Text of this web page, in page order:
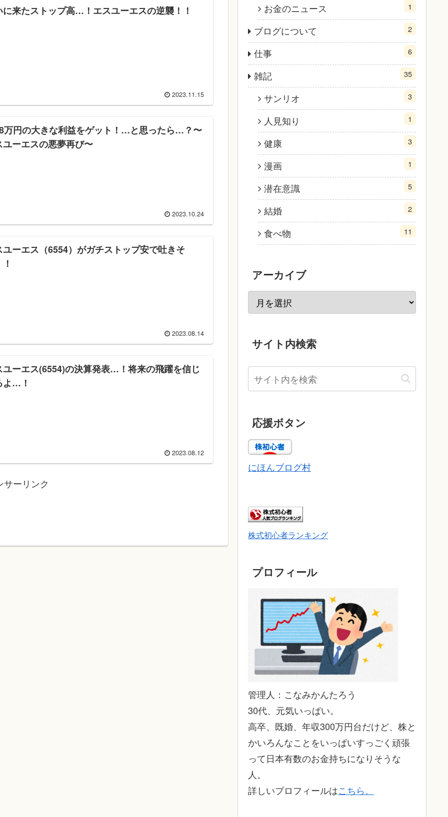
に来たストップ高…！エスユーエスの逆襲！！
2023.11.15
万円の大きな利益をゲット！…と思ったら…？〜
ユーエスの悪夢再び〜
2023.10.24
ユーエス（6554）がガチストップ安で吐きそ
2023.08.14
ユーエス(6554)の決算発表…！将来の飛躍を信じ
よ…！
2023.08.12
サーリンク
お金のニュース 1
ブログについて 2
仕事 6
雑記 35
サンリオ 3
人見知り 1
健康 3
漫画 1
潜在意識 5
結婚 2
食べ物 11
アーカイブ
サイト内検索
応援ボタン
にほんブログ村
株式初心者ランキング
プロフィール
管理人：こなみかんたろう
30代、元気いっぱい。
高卒、既婚、年収300万円台だけど、株と
かいろんなことをいっぱいすっごく頑張
って日本有数のお金持ちになりそうな
人。
詳しいプロフィールはこちら。